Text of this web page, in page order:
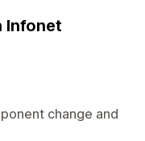
Infonet
change and